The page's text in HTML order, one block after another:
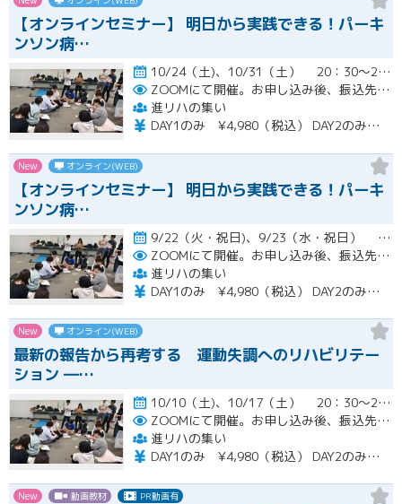
【オンラインセミナー】 明日から実践できる！パーキ
ンソン病…
10/24（土)、10/31（土） 20：30～22：00開催
ZOOMにて開催。お申し込み後、振込先の案内メールをお送り致します。
進リハの集い
DAY1のみ ¥4,980（税込） DAY2のみ ¥4,980（税込） 2日間セット ¥7,980（税込）
New オンライン(WEB)
【オンラインセミナー】 明日から実践できる！パーキ
ンソン病…
9/22（火・祝日)、9/23（水・祝日） 20：30～22：00開催
ZOOMにて開催。お申し込み後、振込先の案内メールをお送り致します。
進リハの集い
DAY1のみ ¥4,980（税込） DAY2のみ ¥4,980（税込） 2日間セット ¥7,980（税込）
New オンライン(WEB)
最新の報告から再考する 運動失調へのリハビリテー
ション ―…
10/10（土)、10/17（土） 20：30～22：00開催
ZOOMにて開催。お申し込み後、振込先の案内メールをお送り致します。
進リハの集い
DAY1のみ ¥4,980（税込） DAY2のみ ¥4,980（税込） 2日間セット ¥7,980（税込）
New 動画教材 PR動画有